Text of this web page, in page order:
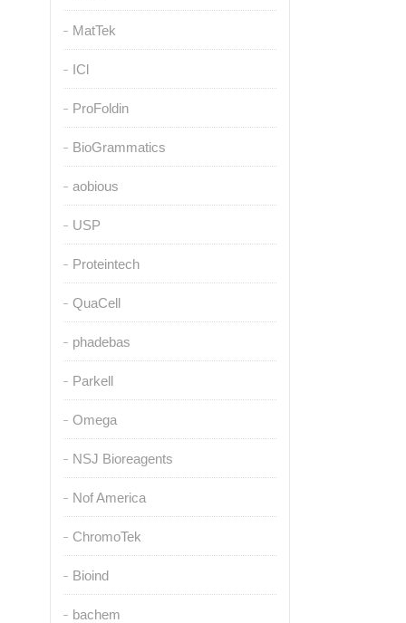
MatTek
ICl
ProFoldin
BioGrammatics
aobious
USP
Proteintech
QuaCell
phadebas
Parkell
Omega
NSJ Bioreagents
Nof America
ChromoTek
Bioind
bachem